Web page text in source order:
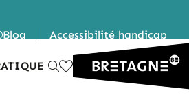
Blog Accessibilité handicap